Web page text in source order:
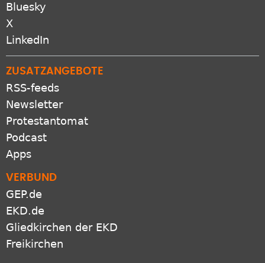
Bluesky
X
LinkedIn
ZUSATZANGEBOTE
RSS-feeds
Newsletter
Protestantomat
Podcast
Apps
VERBUND
GEP.de
EKD.de
Gliedkirchen der EKD
Freikirchen